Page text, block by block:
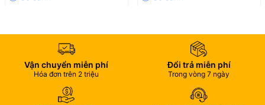
5. Tại sao nên chọn vòi SANWA JET?
Vòi ceramic SANWA JET 1/2″ là lựa chọn tối ưu nhờ độ bền cao,
vận hành ổn định, tiết kiệm chi phí bảo trì và mang lại hiệu quả sử
dụng lâu dài.
Vận chuyển miễn phí
Hóa đơn trên 2 triệu
Đổi trả miễn phí
Trong vòng 7 ngày